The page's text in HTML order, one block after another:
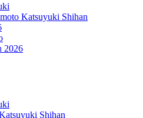
Katsuyuki Shihan
2026
Shihan